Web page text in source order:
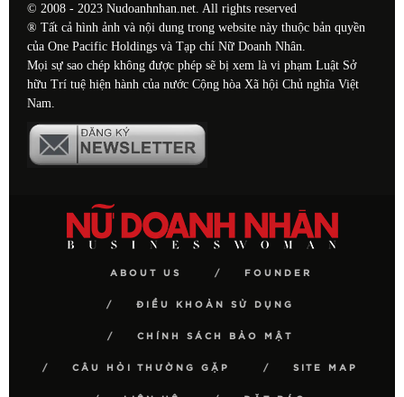
© 2008 - 2023 Nudoanhnhan.net. All rights reserved
® Tất cả hình ảnh và nội dung trong website này thuộc bản quyền
của One Pacific Holdings và Tạp chí Nữ Doanh Nhân.
Mọi sự sao chép không được phép sẽ bị xem là vi phạm Luật Sở
hữu Trí tuệ hiện hành của nước Cộng hòa Xã hội Chủ nghĩa Việt
Nam.
ABOUT US FOUNDER
ĐIỀU KHOẢN SỬ DỤNG
CHÍNH SÁCH BẢO MẬT
CÂU HỎI THƯỜNG GẶP SITE MAP